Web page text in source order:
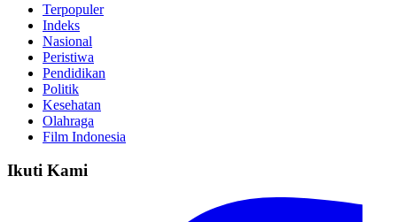
Terpopuler
Indeks
Nasional
Peristiwa
Pendidikan
Politik
Kesehatan
Olahraga
Film Indonesia
Ikuti Kami